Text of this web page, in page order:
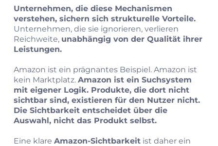
Unternehmen, die diese Mechanismen
verstehen, sichern sich strukturelle Vorteile.
Unternehmen, die sie ignorieren, verlieren
Reichweite, unabhängig von der Qualität ihrer
Leistungen.
Amazon ist ein prägnantes Beispiel. Amazon ist
kein Marktplatz. Amazon ist ein Suchsystem
mit eigener Logik. Produkte, die dort nicht
sichtbar sind, existieren für den Nutzer nicht.
Die Sichtbarkeit entscheidet über die
Auswahl, nicht das Produkt selbst.
Eine klare Amazon‑Sichtbarkeit ist daher ein